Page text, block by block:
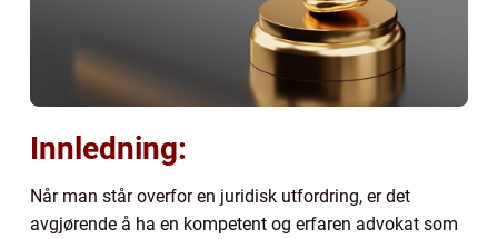
Innledning:
Når man står overfor en juridisk utfordring, er det
avgjørende å ha en kompetent og erfaren advokat som